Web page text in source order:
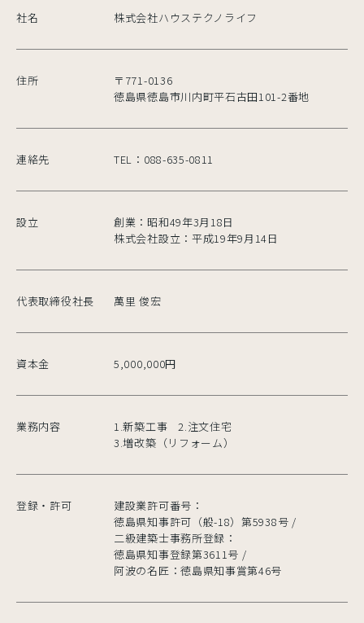
社名 株式会社ハウステクノライフ
住所
〒771-0136
徳島県徳島市川内町平石古田101-2番地
連絡先 TEL：088-635-0811
設立
創業：昭和49年3月18日
株式会社設立：平成19年9月14日
代表取締役社長 萬里 俊宏
資本金 5,000,000円
業務内容 1.新築工事
2.注文住宅
3.増改築（リフォーム）
登録・許可
建設業許可番号：
徳島県知事許可（般-18）第5938号 /
二級建築士事務所登録：
徳島県知事登録第3611号 /
阿波の名匠：徳島県知事賞第46号